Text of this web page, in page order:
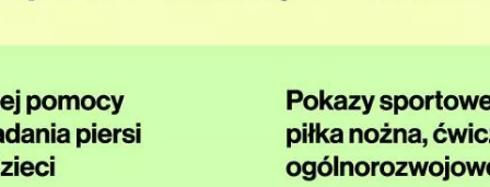
mnie wydarzenia z tego
Śląsk
Kraków